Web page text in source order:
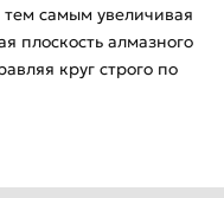
самым увеличивая
плоскость алмазного
круг строго по